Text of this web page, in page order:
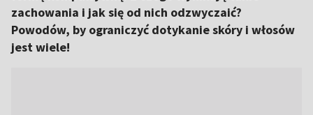
zachowania i jak się od nich odzwyczaić?
Powodów, by ograniczyć dotykanie skóry i włosów
jest wiele!